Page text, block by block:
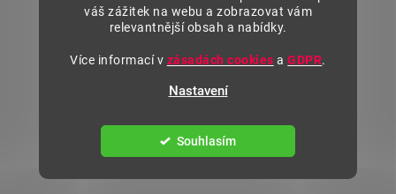
váš zážitek na webu a zobrazovat vám
relevantnější obsah a nabídky.
Více informací v zásadách cookies aGDPR.
Nastavení
Souhlasím